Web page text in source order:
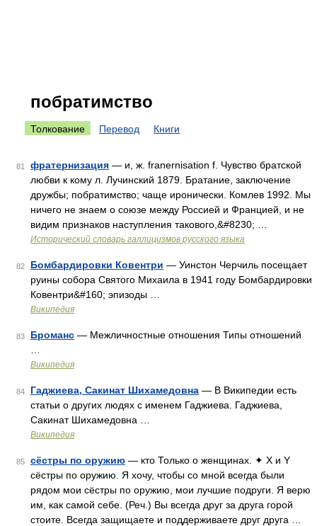
побратимство
Толкование Перевод Книги
81 фратернизация — и, ж. franernisation f. Чувство братской
любви к кому л. Лучинский 1879. Братание, заключение
дружбы; побратимство; чаще иронически. Комлев 1992. Мы
ничего не знаем о союзе между Россией и Францией, и не
видим признаков наступления такового,&#8230; …
Исторический словарь галлицизмов русского языка
82 Бомбардировки Ковентри — Уинстон Черчиль посещает
руины собора Святого Михаила в 1941 году Бомбардировки
Ковентри&#160; эпизоды …
Википедия
83 Броманс — Межличностные отношения Типы отношений
Википедия
84 Гаджиева, Сакинат Шихамедовна — В Википедии есть
статьи о других людях с именем Гаджиева. Гаджиева,
Сакинат Шихамедовна …
Википедия
85 сёстры по оружию — кто Только о женщинах. ✦ X и Y
сёстры по оружию. Я хочу, чтобы со мной всегда были
рядом мои сёстры по оружию, мои лучшие подруги. Я верю
им, как самой себе. (Реч.) Вы всегда друг за друга горой
стоите. Всегда защищаете и поддерживаете друг друга …